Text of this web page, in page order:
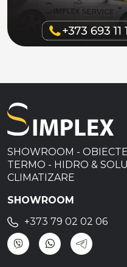
SHOWROOM -
TERMO - HIDRO &
CLIMATIZARE
SHOWROOM
+373 79 02 02 06